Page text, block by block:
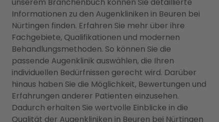
Informationen zu den Augenkliniken in Beuren bei
Nürtingen finden. Erfahren Sie mehr über ihre
Fachgebiete, Qualifikationen und modernen
Behandlungsmethoden. So können Sie die
passende Augenklinik auswählen, die Ihren
individuellen Bedürfnissen gerecht wird. Darüber
hinaus haben Sie die Möglichkeit, Bewertungen und
Erfahrungen anderer Patienten einzusehen.
Dadurch erhalten Sie wertvolle Einblicke in die
Qualität der Augenkliniken in Beuren bei Nürtingen